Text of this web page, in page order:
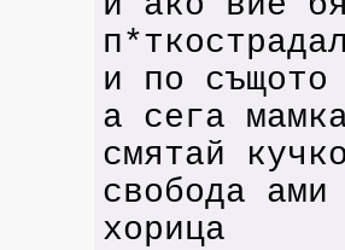
и по същото
а сега
смятай
свобода ами
хорица